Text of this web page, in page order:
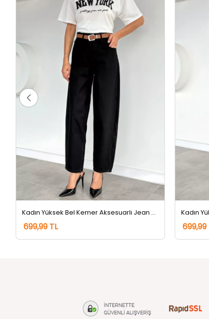
Kadın Yüksek Bel Kemer Aksesuarlı Jean Kot Pantolon Siyah
699,99 TL 699,99